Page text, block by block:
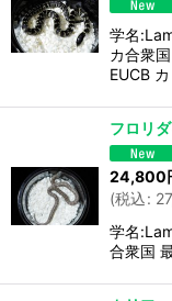
学名
カ合衆
EUCB
フロリ
24,800
(税込:
学名
合衆国